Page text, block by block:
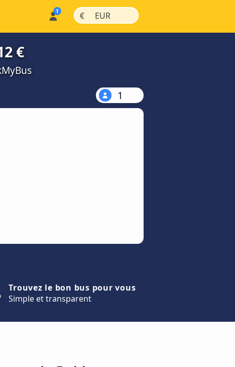
€ | EUR |
€
1
Trouvez le bon bus pour vous
Simple et transparent